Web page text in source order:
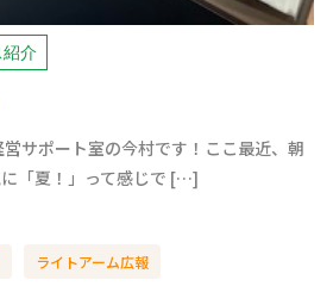
紹介
営サポート室の今村です！ここ最近、朝
「夏！」って感じで […]
ライトアーム広報